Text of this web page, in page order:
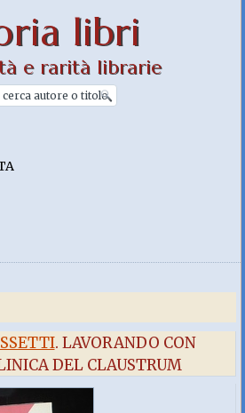
libri
e rarità librarie
. LAVORANDO CON
DEL CLAUSTRUM